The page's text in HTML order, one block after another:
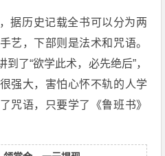
据历史记载全书可以分为两
艺，下部则是法术和咒语。
了“欲学此术，必先绝后”，
强大，害怕心怀不轨的人学
咒语，只要学了《鲁班书》